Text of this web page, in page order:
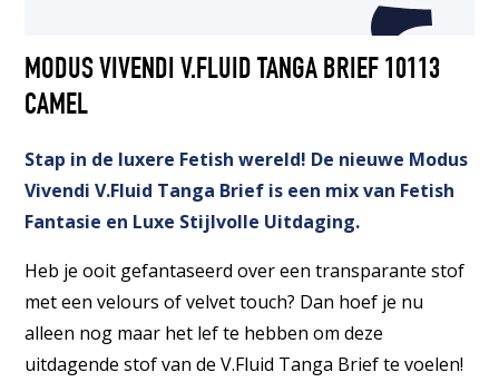
MODUS VIVENDI V.FLUID TANGA BRIEF 10113
CAMEL
Stap in de luxere Fetish wereld! De nieuwe Modus
Vivendi V.Fluid Tanga Brief is een mix van Fetish
Fantasie en Luxe Stijlvolle Uitdaging.
Heb je ooit gefantaseerd over een transparante stof
met een velours of velvet touch? Dan hoef je nu
alleen nog maar het lef te hebben om deze
uitdagende stof van de V.Fluid Tanga Brief te voelen!